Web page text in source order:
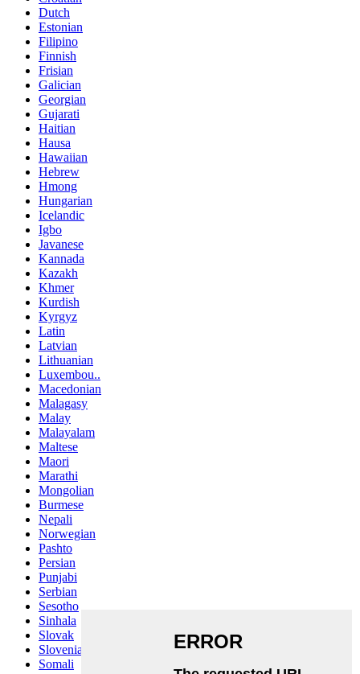
Dutch
Estonian
Filipino
Finnish
Frisian
Galician
Georgian
Gujarati
Haitian
Hausa
Hawaiian
Hebrew
Hmong
Hungarian
Icelandic
Igbo
Javanese
Kannada
Kazakh
Khmer
Kurdish
Kyrgyz
Latin
Latvian
Lithuanian
Luxembou..
Macedonian
Malagasy
Malay
Malayalam
Maltese
Maori
Marathi
Mongolian
Burmese
Nepali
Norwegian
Pashto
Persian
Punjabi
Serbian
Sesotho
Sinhala
Slovak
Slovenian
Somali